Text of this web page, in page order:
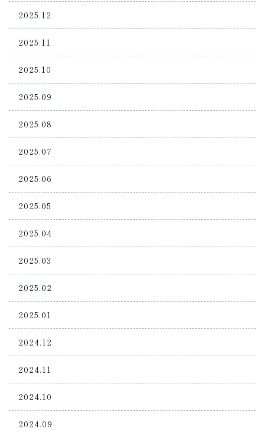
2025.12
2025.11
2025.10
2025.09
2025.08
2025.07
2025.06
2025.05
2025.04
2025.03
2025.02
2025.01
2024.12
2024.11
2024.10
2024.09